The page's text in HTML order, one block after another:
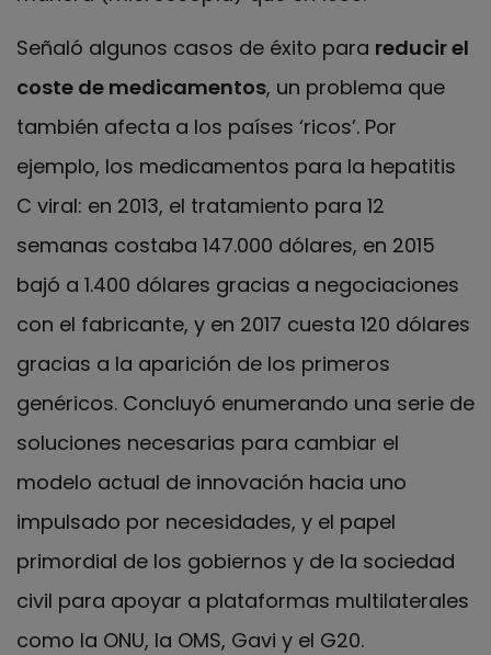
Señaló algunos casos de éxito para reducir el
coste de medicamentos, un problema que
también afecta a los países ‘ricos’. Por
ejemplo, los medicamentos para la hepatitis
C viral: en 2013, el tratamiento para 12
semanas costaba 147.000 dólares, en 2015
bajó a 1.400 dólares gracias a negociaciones
con el fabricante, y en 2017 cuesta 120 dólares
gracias a la aparición de los primeros
genéricos. Concluyó enumerando una serie de
soluciones necesarias para cambiar el
modelo actual de innovación hacia uno
impulsado por necesidades, y el papel
primordial de los gobiernos y de la sociedad
civil para apoyar a plataformas multilaterales
como la ONU, la OMS, Gavi y el G20.